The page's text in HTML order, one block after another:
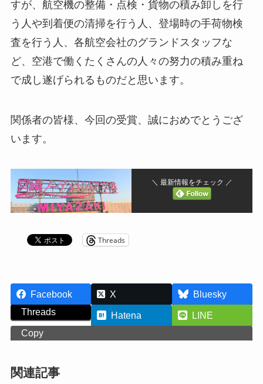
すが、航空機の整備・点検・貨物の積み卸しを行
う人や到着便の清掃を行う人、登場時の手荷物検
査を行う人、各航空会社のグランドスタッフな
ど、空港で働くたくさんの人々の努力の積み重ね
で成し遂げられるものだと思います。
関係者の皆様、今回の受賞、誠におめでとうござ
います。
＼ 最新情報をチェック ／
Threads
Facebook X
Bluesky
Threads
Hatena
LINE
Copy
関連記事